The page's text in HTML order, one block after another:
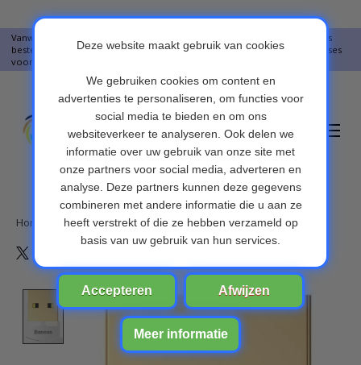
Vanwege vakantie worden er op moment geen pakketjes verstuurd. Alles
bestellingen vanaf 09-07-2026 word op 10-08-2026 verzonden. Onze excuses
voor het ongemak. Bedankt voor u begrip.
Verlanglijst
Home Baseus CCALL-BT02 Mini USB Bluetooth V4.0-adapter
Product image slideshow Items